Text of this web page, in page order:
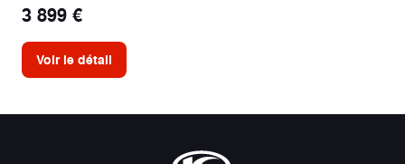
3 899 €
Voir le détail